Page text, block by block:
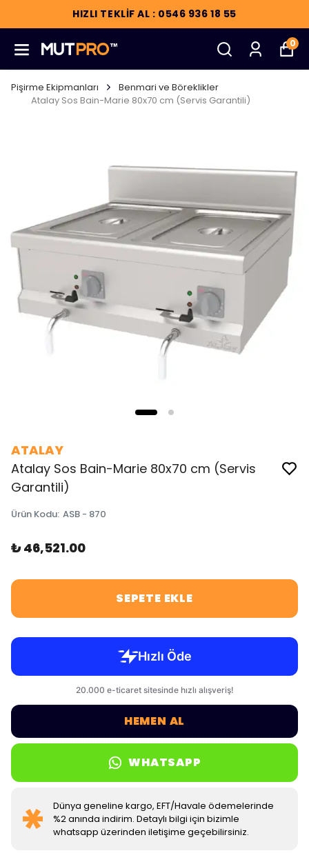
HIZLI TEKLİF AL : 0546 936 18 55
0
Pişirme Ekipmanları
Benmari ve Böreklikler
Atalay Sos Bain-Marie 80x70 cm (Servis Garantili)
ATALAY
Atalay Sos Bain-Marie 80x70 cm (Servis
Garantili)
Ürün Kodu: ASB - 870
₺ 46,521.00
SEPETE EKLE
HEMEN AL
WHATSAPP
Dünya geneline kargo, EFT/Havale ödemelerinde
%2 anında indirim. Detaylı bilgi için bizimle
whatsapp üzerinden iletişime geçebilirsiniz.